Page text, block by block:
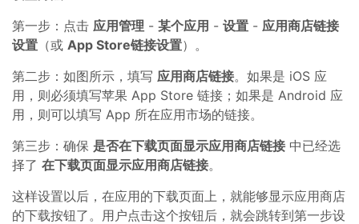
第一步：点击 应用管理 - 某个应用 - 设置 - 应用商店链接
设置 （或 App Store链接设置）。
第二步：如图所示，填写 应用商店链接。如果是 iOS 应
用，则必须填写苹果 App Store 链接；如果是 Android 应
用，则可以填写 App 所在应用市场的链接。
第三步：确保 是否在下载页面显示应用商店链接 中已经选
择了 在下载页面显示应用商店链接。
这样设置以后，在应用的下载页面上，就能够显示应用商店
的下载按钮了。用户点击这个按钮后，就会跳转到第一步设